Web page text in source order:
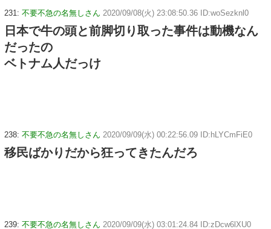
231: 不要不急の名無しさん 2020/09/08(火) 23:08:50.36 ID:woSezknl0
日本で牛の頭と前脚切り取った事件は動機なん
だったの
ベトナム人だっけ
238: 不要不急の名無しさん 2020/09/09(水) 00:22:56.09 ID:hLYCmFiE0
移民ばかりだから狂ってきたんだろ
239: 不要不急の名無しさん 2020/09/09(水) 03:01:24.84 ID:zDcw6lXU0